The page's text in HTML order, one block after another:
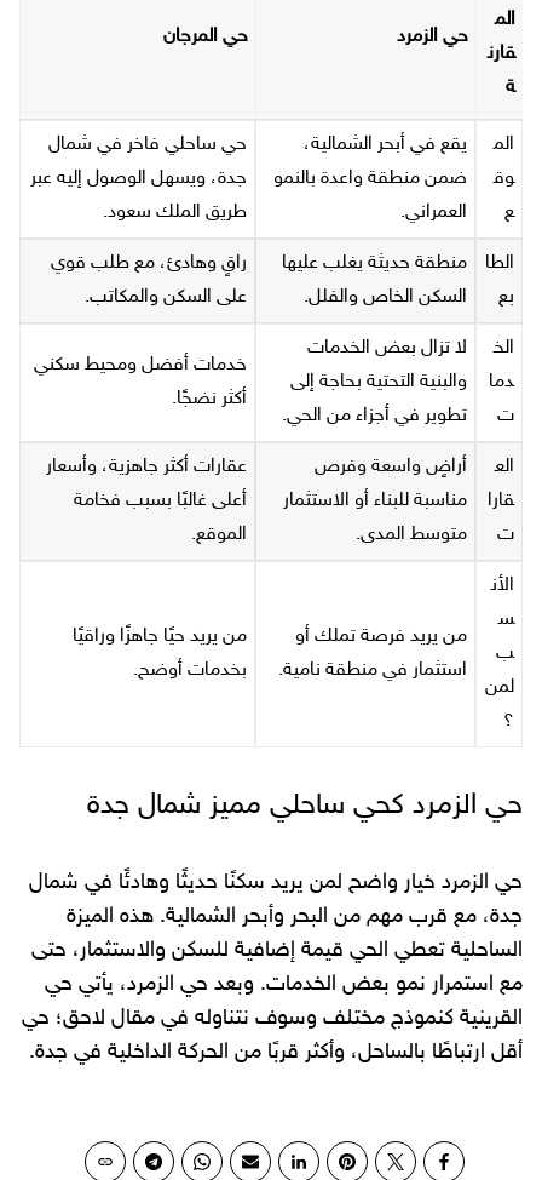
الم
قارن
ة
حي الزمرد حي المرجان
الم
وق
ع
يقع في أبحر الشمالية،
ضمن منطقة واعدة بالنمو
العمراني.
حي ساحلي فاخر في شمال
جدة، ويسهل الوصول إليه عبر
طريق الملك سعود.
الطا
بع
منطقة حديثة يغلب عليها
السكن الخاص والفلل.
راقٍ وهادئ، مع طلب قوي
على السكن والمكاتب.
الخ
دما
ت
لا تزال بعض الخدمات
والبنية التحتية بحاجة إلى
تطوير في أجزاء من الحي.
خدمات أفضل ومحيط سكني
أكثر نضجًا.
الع
قارا
ت
أراضٍ واسعة وفرص
مناسبة للبناء أو الاستثمار
متوسط المدى.
عقارات أكثر جاهزية، وأسعار
أعلى غالبًا بسبب فخامة
الموقع.
الأن
س
ب
لمن
؟
من يريد فرصة تملك أو
استثمار في منطقة نامية.
من يريد حيًا جاهزًا وراقيًا
بخدمات أوضح.
حي الزمرد كحي ساحلي مميز شمال جدة
حي الزمرد خيار واضح لمن يريد سكنًا حديثًا وهادئًا في شمال
جدة، مع قرب مهم من البحر وأبحر الشمالية. هذه الميزة
الساحلية تعطي الحي قيمة إضافية للسكن والاستثمار، حتى
مع استمرار نمو بعض الخدمات. وبعد حي الزمرد، يأتي حي
القرينية كنموذج مختلف وسوف نتناوله في مقال لاحق؛ حي
أقل ارتباطًا بالساحل، وأكثر قربًا من الحركة الداخلية في جدة.